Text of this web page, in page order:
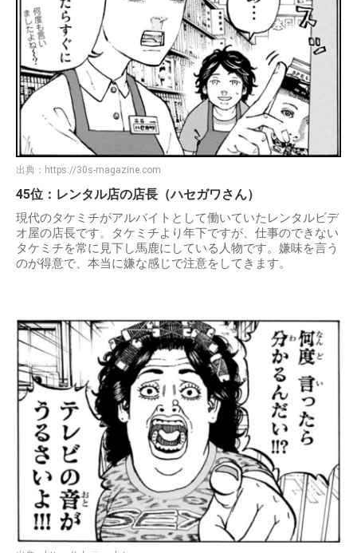
出典： https://30s-magazine.com
45位：レンタル店の店長（ハセガワさん）
現代のタケミチがアルバイトとして働いていたレンタルビデ
オ屋の店長です。タケミチより年下ですが、仕事のできない
タケミチを常に見下し馬鹿にしている人物です。嫌味を言う
のが得意で、本当に嫌な感じで注意をしてきます。